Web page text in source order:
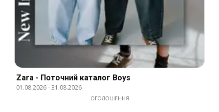
Zara - Поточний каталог Boys
01.08.2026-31.08.2026
ОГОЛОШЕННЯ